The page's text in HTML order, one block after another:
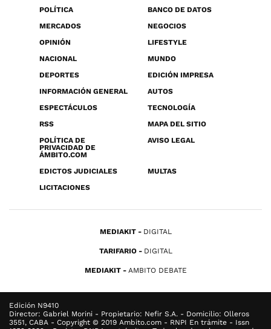
POLÍTICA
BANCO DE DATOS
MERCADOS
NEGOCIOS
OPINIÓN
LIFESTYLE
NACIONAL
MUNDO
DEPORTES
EDICIÓN IMPRESA
INFORMACIÓN GENERAL
AUTOS
ESPECTÁCULOS
TECNOLOGÍA
RSS
MAPA DEL SITIO
POLÍTICA DE
PRIVACIDAD DE
ÁMBITO.COM
AVISO LEGAL
EDICTOS JUDICIALES
MULTAS
LICITACIONES
MEDIAKIT DIGITAL
TARIFARIO DIGITAL
MEDIAKIT AMBITO DEBATE
Edición N9410
Director: Gabriel Morini - Propietario: Nefir S.A. - Domicilio: Olleros
3551, CABA - Copyright © 2019 Ambito.com - RNPI En trámite - Issn